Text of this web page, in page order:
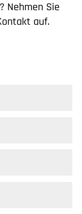
Nehmen Sie
auf.